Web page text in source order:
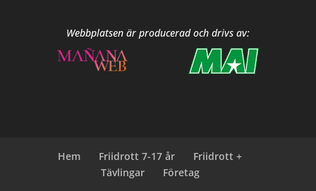
Webbplatsen är producerad och drivs av:
Hem Friidrott 7-17 år
Friidrott +
Tävlingar
Företag